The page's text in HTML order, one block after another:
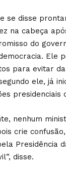
se disse
na cabeça
do
Ele
para evitar
ele, já
presidenciais
nenhum
crie
Presidência
disse.